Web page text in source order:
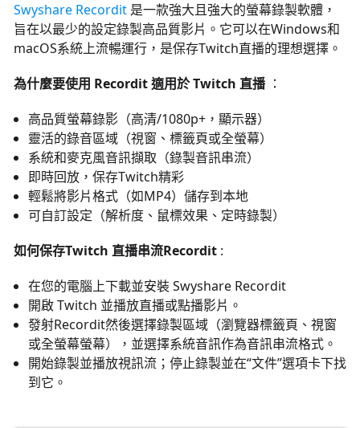
Swyshare Recordit 是一款強大且強大的螢幕錄製軟體，
旨在以最少的設定錄製高品質影片。它可以在Windows和
macOS系統上流暢運行，是保存Twitch直播的理想選擇。
為什麼要使用 Recordit 適用於 Twitch 直播 ：
高品質螢幕錄影（高清/1080p+，顯示器）
靈活的錄音區域（視窗、標籤頁或全螢幕）
系統和麥克風音訊擷取（錄製音訊串流）
即時回放，保存Twitch精彩
輕鬆將影片格式（如MP4）儲存到本地
可自訂設定（解析度、鼠標效果、定時錄製）
如何保存Twitch 直播串流Recordit :
在您的電腦上下載並安裝 Swyshare Recordit
開啟 Twitch 並播放直播或點播影片。
發射Recordit然後選擇錄製區域（瀏覽器標籤頁、視窗
或全螢幕螢幕），並選擇系統音訊作為音訊串流格式。
開始錄製並播放視訊流；停止錄製並在“文件”選項卡下找
到它。